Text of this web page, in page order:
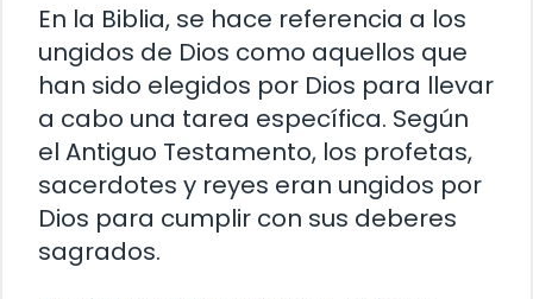
En la Biblia, se hace referencia a los
ungidos de Dios como aquellos que
han sido elegidos por Dios para llevar
a cabo una tarea específica. Según
el Antiguo Testamento, los profetas,
sacerdotes y reyes eran ungidos por
Dios para cumplir con sus deberes
sagrados.